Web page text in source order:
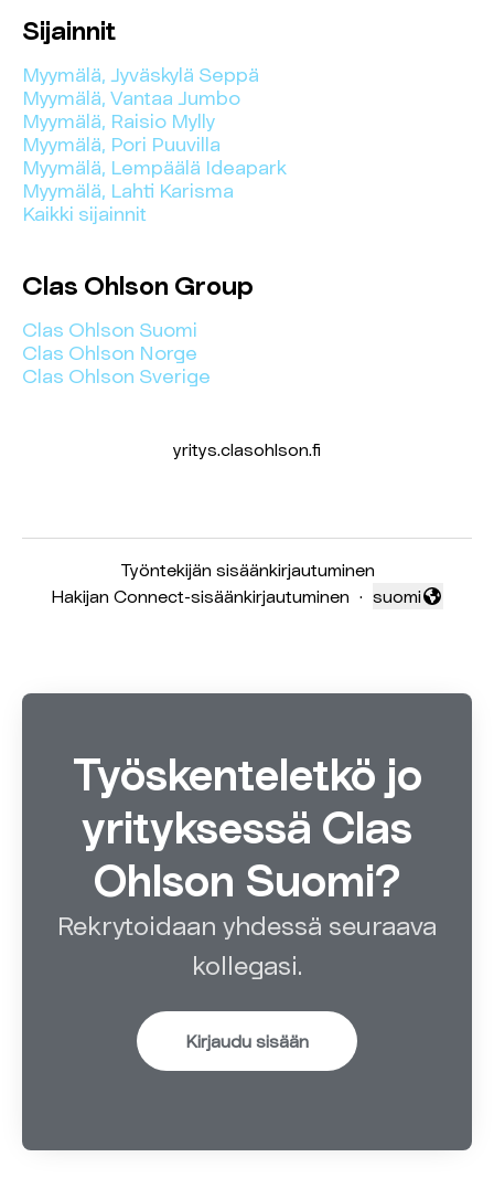
Sijainnit
Myymälä, Jyväskylä Seppä
Myymälä, Vantaa Jumbo
Myymälä, Raisio Mylly
Myymälä, Pori Puuvilla
Myymälä, Lempäälä Ideapark
Myymälä, Lahti Karisma
Kaikki sijainnit
Clas Ohlson Group
Clas Ohlson Suomi
Clas Ohlson Norge
Clas Ohlson Sverige
yritys.clasohlson.fi
Työntekijän sisäänkirjautuminen
Hakijan Connect-sisäänkirjautuminen ·
Vaihda kieli
suomi
Työskenteletkö jo
yrityksessä Clas
Ohlson Suomi?
Rekrytoidaan yhdessä seuraava
kollegasi.
Kirjaudu sisään